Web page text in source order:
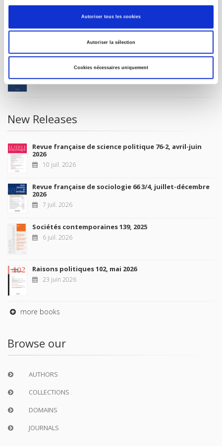
Autoriser tous les cookies
Autoriser la sélection
Cookies nécessaires uniquement
MY ACCOUNT
Future Releases
La France et l'Union européenne
4 sept. 2026
New Releases
Revue française de science politique 76-2, avril-juin
2026
10 juil. 2026
Revue française de sociologie 66 3/4, juillet-décembre
2026
7 juil. 2026
Sociétés contemporaines 139, 2025
6 juil. 2026
Raisons politiques 102, mai 2026
23 juin 2026
more books
Browse our
AUTHORS
COLLECTIONS
DOMAINS
JOURNALS